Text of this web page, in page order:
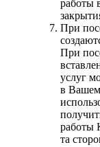
работы
При
При
услуг
в Вашем
работы
та